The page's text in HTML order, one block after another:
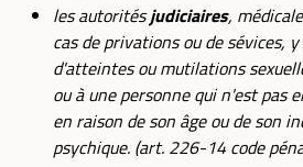
les autoritésjudiciaires,
cas de privations ou de sévices,
d'atteintes ou mutilations
ou à une personne qui n'est pas
en raison de son âge ou de son
psychique. (art. 226-14 code